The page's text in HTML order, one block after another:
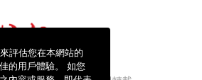
評估您在本網站的
的用戶體驗。 如您